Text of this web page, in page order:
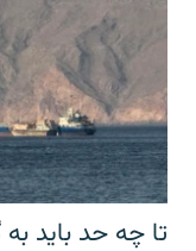
تا چه حد باید